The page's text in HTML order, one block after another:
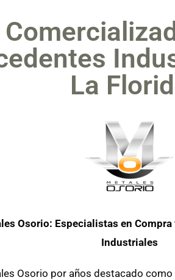
La
Osorio: Especialistas en Compra
Industriales
Osorio por años destacado como